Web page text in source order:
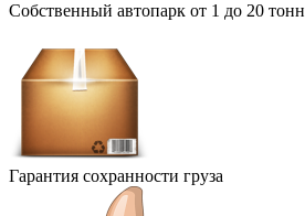
Собственный автопарк от 1 до 20 тонн
Гарантия сохранности груза